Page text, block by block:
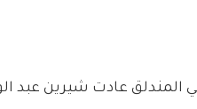
المندلق عادت شيرين عبد